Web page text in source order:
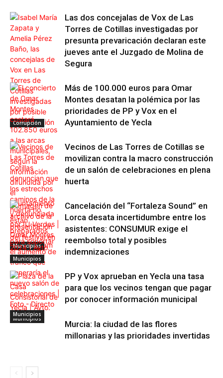
Corrupción
Las dos concejalas de Vox de Las
Torres de Cotillas investigadas por
presunta prevaricación declaran este
jueves ante el Juzgado de Molina de
Segura
Municipios
Más de 100.000 euros para Omar
Montes desatan la polémica por las
prioridades de PP y Vox en el
Ayuntamiento de Yecla
Municipios
Vecinos de Las Torres de Cotillas se
movilizan contra la macro construcción
de un salón de celebraciones en plena
huerta
Municipios
Cancelación del “Fortaleza Sound” en
Lorca desata incertidumbre entre los
asistentes: CONSUMUR exige el
reembolso total y posibles
indemnizaciones
Municipios
PP y Vox aprueban en Yecla una tasa
para que los vecinos tengan que pagar
por conocer información municipal
Municipios
Murcia: la ciudad de las flores
millonarias y las prioridades invertidas